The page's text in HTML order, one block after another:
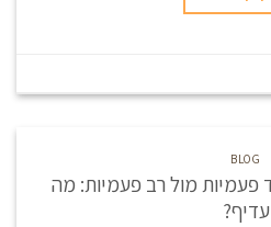
BLOG
פעמיות מול רב פעמיות: מה
עדיף?